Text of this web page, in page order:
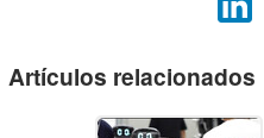
Artículos relacionados